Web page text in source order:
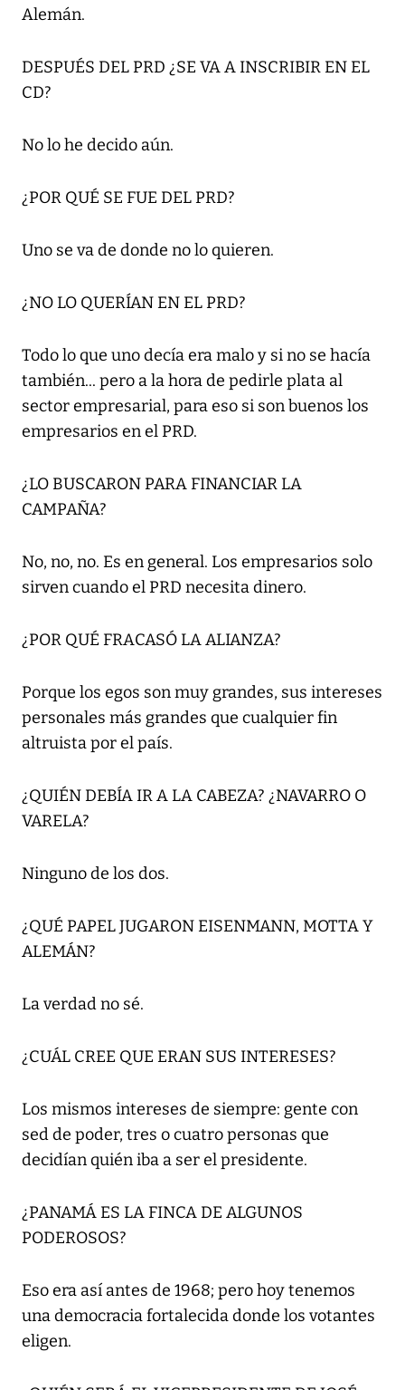
Alemán.
DESPUÉS DEL PRD ¿SE VA A INSCRIBIR EN EL
CD?
No lo he decido aún.
¿POR QUÉ SE FUE DEL PRD?
Uno se va de donde no lo quieren.
¿NO LO QUERÍAN EN EL PRD?
Todo lo que uno decía era malo y si no se hacía
también... pero a la hora de pedirle plata al
sector empresarial, para eso si son buenos los
empresarios en el PRD.
¿LO BUSCARON PARA FINANCIAR LA
CAMPAÑA?
No, no, no. Es en general. Los empresarios solo
sirven cuando el PRD necesita dinero.
¿POR QUÉ FRACASÓ LA ALIANZA?
Porque los egos son muy grandes, sus intereses
personales más grandes que cualquier fin
altruista por el país.
¿QUIÉN DEBÍA IR A LA CABEZA? ¿NAVARRO O
VARELA?
Ninguno de los dos.
¿QUÉ PAPEL JUGARON EISENMANN, MOTTA Y
ALEMÁN?
La verdad no sé.
¿CUÁL CREE QUE ERAN SUS INTERESES?
Los mismos intereses de siempre: gente con
sed de poder, tres o cuatro personas que
decidían quién iba a ser el presidente.
¿PANAMÁ ES LA FINCA DE ALGUNOS
PODEROSOS?
Eso era así antes de 1968; pero hoy tenemos
una democracia fortalecida donde los votantes
eligen.